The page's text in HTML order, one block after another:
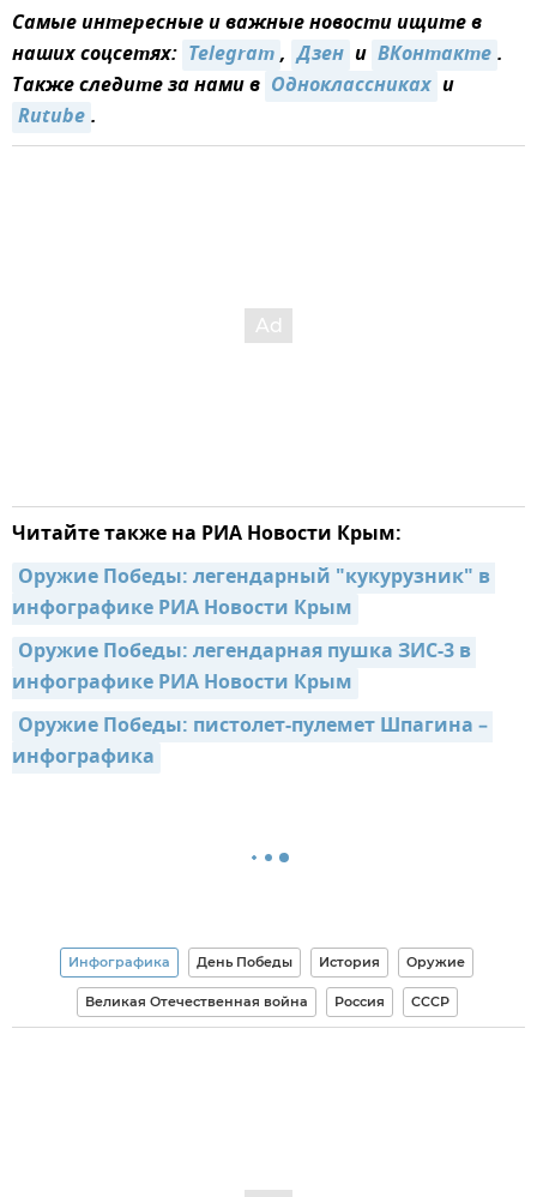
Самые интересные и важные новости ищите в
наших соцсетях: Telegram, Дзен и ВКонтакте.
Также следите за нами в Одноклассниках и
Rutube.
Читайте также на РИА Новости Крым:
Оружие Победы: легендарный "кукурузник" в
инфографике РИА Новости Крым
Оружие Победы: легендарная пушка ЗИС-3 в
инфографике РИА Новости Крым
Оружие Победы: пистолет-пулемет Шпагина –
инфографика
Инфографика День Победы История Оружие
Великая Отечественная война Россия СССР